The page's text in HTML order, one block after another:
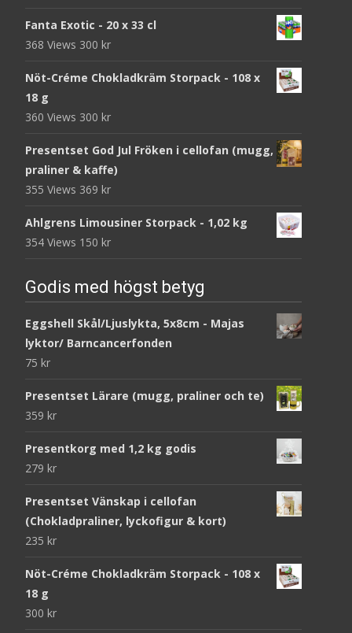
Fanta Exotic - 20 x 33 cl
368 Views 300 kr
Nöt-Créme Chokladkräm Storpack - 108 x
18 g
360 Views 300 kr
Presentset God Jul Fröken i cellofan (mugg,
praliner & kaffe)
355 Views 369 kr
Ahlgrens Limousiner Storpack - 1,02 kg
354 Views 150 kr
Godis med högst betyg
Eggshell Skål/Ljuslykta, 5x8cm - Majas
lyktor/ Barncancerfonden
75 kr
Presentset Lärare (mugg, praliner och te)
359 kr
Presentkorg med 1,2 kg godis
279 kr
Presentset Vänskap i cellofan
(Chokladpraliner, lyckofigur & kort)
235 kr
Nöt-Créme Chokladkräm Storpack - 108 x
18 g
300 kr